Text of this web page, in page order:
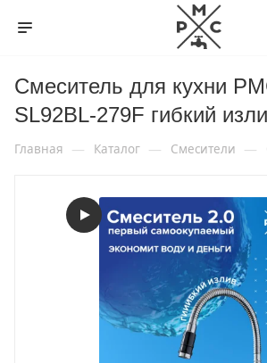
Смеситель для кухни
SL92BL-279F гибкий
Главная — Каталог — Смесители —